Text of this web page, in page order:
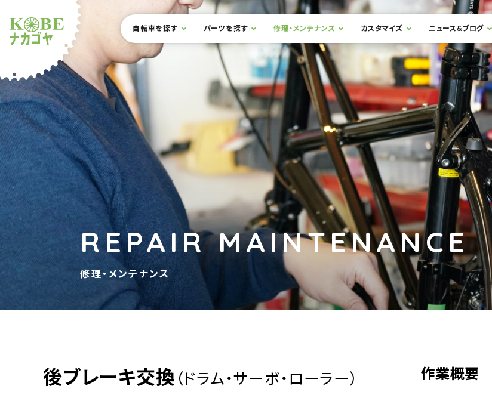
ショップナカゴヤ
サイト内メニュー
本文までスキップ
自転車を探す パーツを探す 修理・メンテナンス カスタマイズ ニュース&ブログ
REPAIR MAINTENANCE
修理・メンテナンス
後ブレーキ交換 （ドラム・サーボ・ローラー）
作業概要